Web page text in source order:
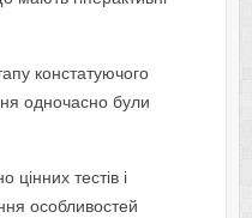
констатуючого
одночасно були
цінних тестів і
особливостей